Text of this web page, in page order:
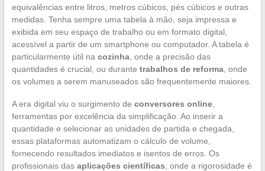
equivalências entre litros, metros cúbicos, pés cúbicos e outras
medidas. Tenha sempre uma tabela à mão, seja impressa e
exibida em seu espaço de trabalho ou em formato digital,
acessível a partir de um smartphone ou computador. A tabela é
particularmente útil na cozinha, onde a precisão das
quantidades é crucial, ou durante trabalhos de reforma, onde
os volumes a serem manuseados são frequentemente maiores.
A era digital viu o surgimento de conversores online,
ferramentas por excelência da simplificação. Ao inserir a
quantidade e selecionar as unidades de partida e chegada,
essas plataformas automatizam o cálculo de volume,
fornecendo resultados imediatos e isentos de erros. Os
profissionais das aplicações científicas , onde a rigorosidade é